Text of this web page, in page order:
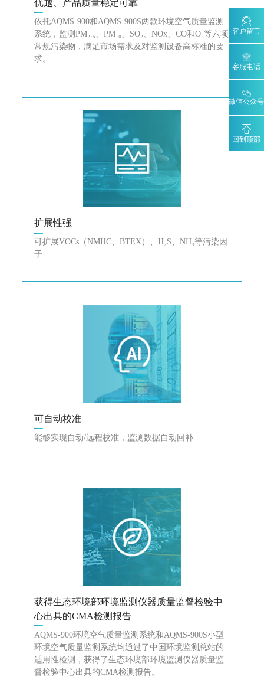
客户留言
客服电话
微信公众号
回到顶部
优越、产品质量稳定可靠
依托AQMS-900和AQMS-900S两款环境空气质量监测
系统，监测PM₂.₅、PM₁₀、SO₂、NOx、CO和O₃等六项
常规污染物，满足市场需求及对监测设备高标准的要
求。
扩展性强
可扩展VOCs（NMHC、BTEX）、H₂S、NH₃等污染因
子
可自动校准
能够实现自动/远程校准，监测数据自动回补
获得生态环境部环境监测仪器质量监督检验中
心出具的CMA检测报告
AQMS-900环境空气质量监测系统和AQMS-900S小型
环境空气质量监测系统均通过了中国环境监测总站的
适用性检测，获得了生态环境部环境监测仪器质量监
督检验中心出具的CMA检测报告。